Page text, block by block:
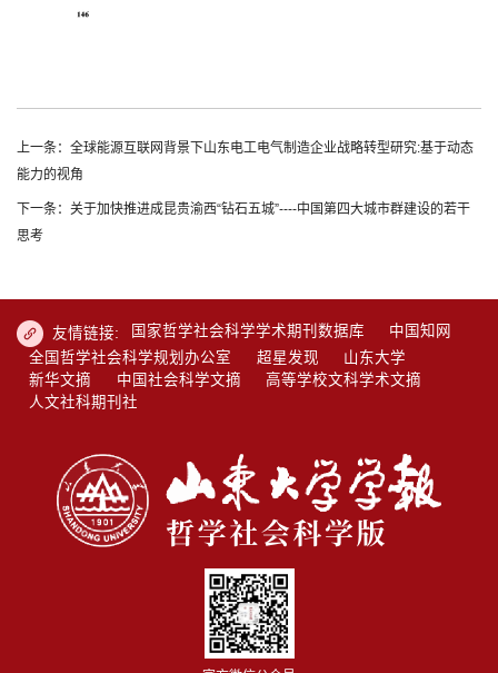
上一条：全球能源互联网背景下山东电工电气制造企业战略转型研究:基于动态
能力的视角
下一条：关于加快推进成昆贵渝西“钻石五城”----中国第四大城市群建设的若干
思考
友情链接: 国家哲学社会科学学术期刊数据库
中国知网
全国哲学社会科学规划办公室
超星发现
山东大学
新华文摘
中国社会科学文摘
高等学校文科学术文摘
人文社科期刊社